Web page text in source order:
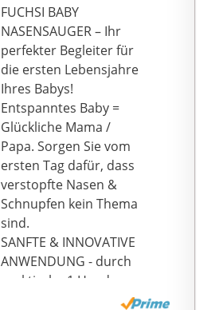
Ärzten und
Kinderärzten an
Universitätsklinik in
Schweden entwickelt,
Klinisch getestet,
Leichte Reinigung mit
warmem Seifenwasser
Lieferumfang: 1 x
NoseFrida
Nasensekretsauger mit
4 Hygienefiltern und
Aufbewahrungsbox,
Material: Polypropylen,
Maße: 50 x 2,3 x 2,3 cm,
Farbe: Blau/Weiß, Art.-
FUCHSI BABY
NASENSAUGER – Ihr
perfekter Begleiter für
die ersten Lebensjahre
Ihres Babys!
Entspanntes Baby =
Glückliche Mama /
Papa. Sorgen Sie vom
ersten Tag dafür, dass
verstopfte Nasen &
Schnupfen kein Thema
sind.
SANFTE & INNOVATIVE
ANWENDUNG - durch
praktische 1 Hand-
Nutzung haben Sie eine